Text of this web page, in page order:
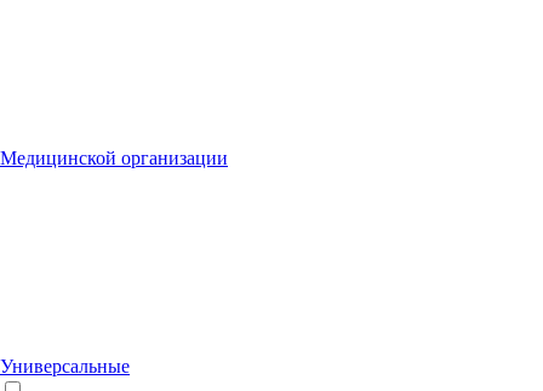
Медицинской организации
Универсальные